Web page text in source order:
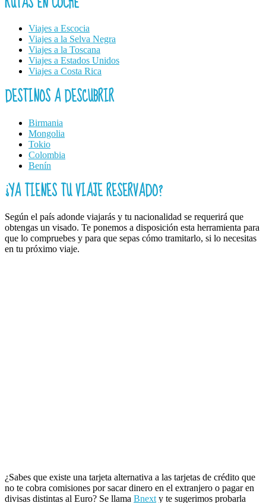
Viajes a Escocia
Viajes a la Selva Negra
Viajes a la Toscana
Viajes a Estados Unidos
Viajes a Costa Rica
DESTINOS A DESCUBRIR
Birmania
Mongolia
Tokio
Colombia
Benín
¿YA TIENES TU VIAJE RESERVADO?
Según el país adonde viajarás y tu nacionalidad se requerirá que
obtengas un visado. Te ponemos a disposición esta herramienta para
que lo compruebes y para que sepas cómo tramitarlo, si lo necesitas
en tu próximo viaje.
¿Sabes que existe una tarjeta alternativa a las tarjetas de crédito que
no te cobra comisiones por sacar dinero en el extranjero o pagar en
divisas distintas al Euro? Se llama Bnext y te sugerimos probarla